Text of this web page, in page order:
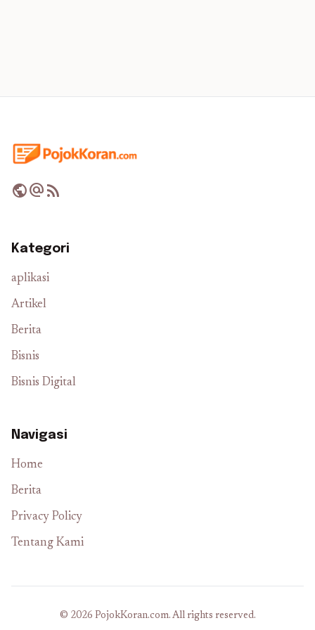
publicalternate_emailrss_feed
Kategori
aplikasi
Artikel
Berita
Bisnis
Bisnis Digital
Navigasi
Home
Berita
Privacy Policy
Tentang Kami
© 2026 PojokKoran.com. All rights reserved.